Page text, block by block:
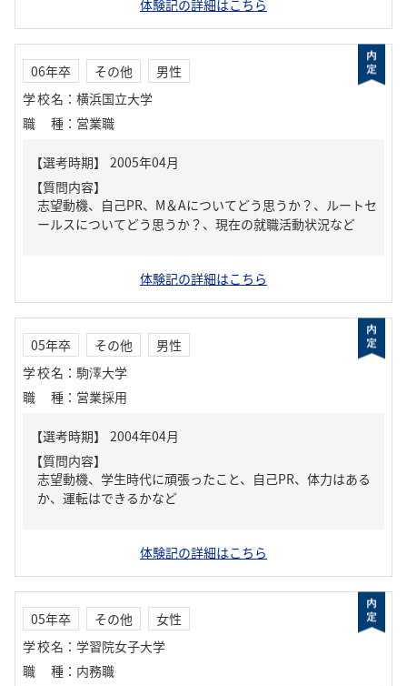
体験記の詳細はこちら
06年卒 その他
男性
学校名 ： 横浜国立大学
職種 ： 営業職
【質問内容】
志望動機、自己PR、M＆Aについてどう思うか？、ルートセ
ールスについてどう思うか？、現在の就職活動状況など
体験記の詳細はこちら
05年卒 その他
男性
学校名 ： 駒澤大学
職種 ： 営業採用
【質問内容】
志望動機、学生時代に頑張ったこと、自己PR、体力はある
か、運転はできるかなど
体験記の詳細はこちら
05年卒 その他
女性
学校名 ： 学習院女子大学
職種 ： 内務職